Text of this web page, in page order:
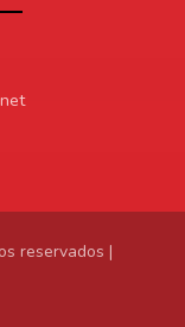
reservados |